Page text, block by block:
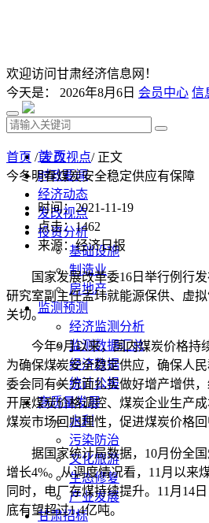
欢迎访问甘肃经济信息网！
今天是： 2026年8月6日 会员中心 信
首 页
时政要闻
经济动态
发改视点
投资分析
基础设施
制造业
房地产
监测预测
经济监测分析
监测数据汇总
经济数据
统计公报
高质量发展
水利
污染防治
文化旅游
生态修复
产业发展
甘肃招标
首页 /发改视点/ 正文
今冬明春煤炭安全稳定供应有保障
时间：2021-11-19
点击：1462
来源：经济日报
国家发展改革委16日举行例行发
研究室副主任孟玮就能源保供、虚
关切。
今年9月以来，国内煤炭价格持续
为确保煤炭安全稳定供应，确保人
委会同有关方面扎实做好增产增供
开展煤炭价格调控、煤炭企业生产
煤炭市场回归理性，促进煤炭价格回
据国家统计局数据，10月份全国
增长4%。从调度情况看，11月以来
同时，电厂存煤持续提升。11月14
底有望超过1.4亿吨。